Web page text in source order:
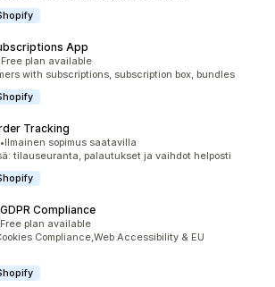
App
yhteensä
Free plan available
with subscriptions, subscription box, bundles
Tracking
yhteensä
•Ilmainen sopimus saatavilla
tilauseuranta, palautukset ja vaihdot helposti
Compliance
yhteensä
Free plan available
Compliance,Web Accessibility & EU